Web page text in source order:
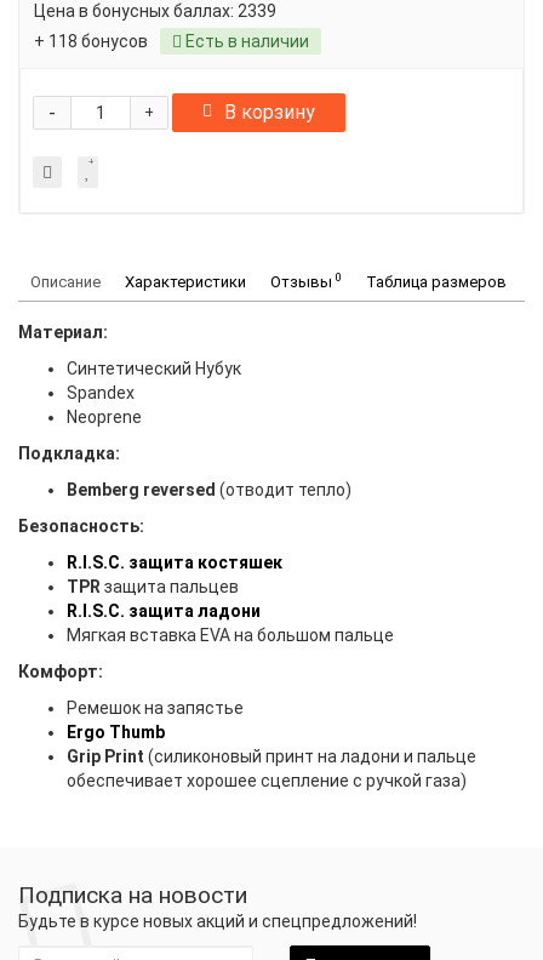
Цена в бонусных баллах: 2339
+ 118 бонусов
Есть в наличии
+
- В корзину
Описание Характеристики Отзывы 0 Таблица размеров
Материал:
Синтетический Нубук
Spandex
Neoprene
Подкладка:
Bemberg reversed (отводит тепло)
Безопасность:
R.I.S.C. защита костяшек
TPR защита пальцев
R.I.S.C. защита ладони
Мягкая вставка EVA на большом пальце
Комфорт:
Ремешок на запястье
Ergo Thumb
Grip Print (силиконовый принт на ладони и пальце
обеспечивает хорошее сцепление с ручкой газа)
Подписка на новости
Будьте в курсе новых акций и спецпредложений!